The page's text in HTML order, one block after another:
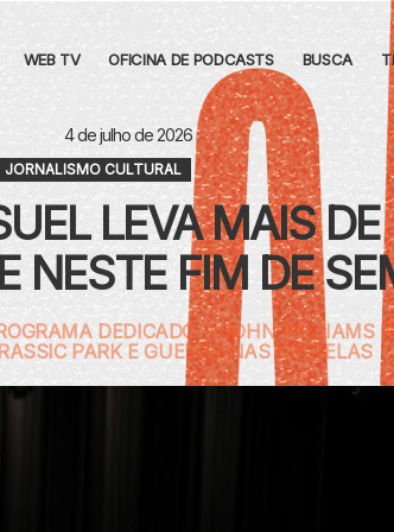
WEB TV OFICINA DE PODCASTS BUSCA
4 de julho de 2026
JORNALISMO CULTURAL
LEVA MAIS
NESTE FIM DE
DEDICADO A JOHN WILLIAMS
PARK E GUERRA NAS ESTRELAS